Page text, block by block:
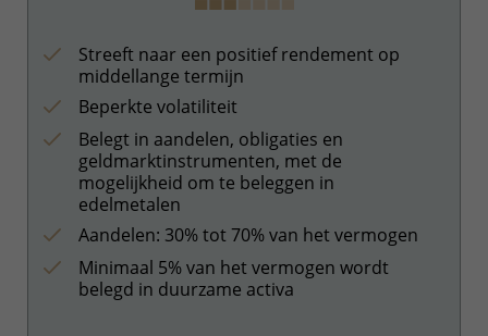
Streeft naar een positief rendement op
middellange termijn
Beperkte volatiliteit
Belegt in aandelen, obligaties en
geldmarktinstrumenten, met de
mogelijkheid om te beleggen in
edelmetalen
Aandelen: 30% tot 70% van het vermogen
Minimaal 5% van het vermogen wordt
belegd in duurzame activa